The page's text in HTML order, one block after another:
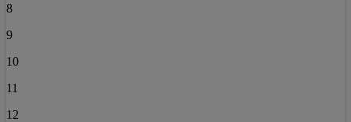
8
9
10
11
12